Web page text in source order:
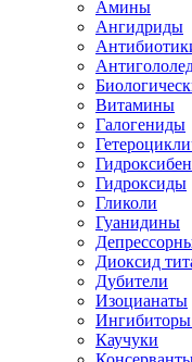
Амины
Ангидриды
Витамины
Галогениды
Гидроксиды
Гликоли
Гуанидины
Диоксид
Дубители
Изоцианаты
Ингибиторы
Каучуки